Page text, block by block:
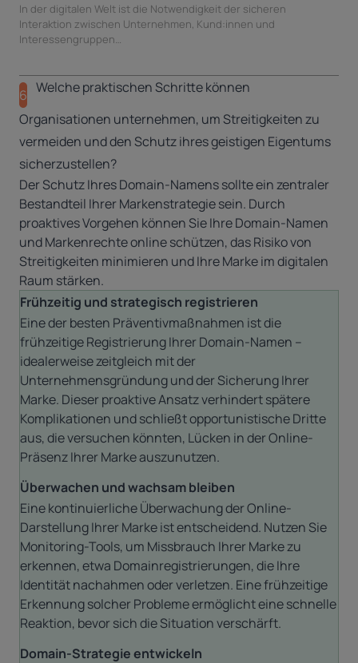
Notwendigkeit der sicheren
Kund:innen und
In diesem Artikel geben
zu Smart Seals – was…
6 Welche praktischen Schritte können
Organisationen unternehmen, um Streitigkeiten zu
vermeiden und den Schutz ihres geistigen Eigentums
sicherzustellen?
Der Schutz Ihres Domain-Namens sollte ein zentraler
Bestandteil Ihrer Markenstrategie sein. Durch
proaktives Vorgehen können Sie Ihre Domain-Namen
und Markenrechte online schützen, das Risiko von
Streitigkeiten minimieren und Ihre Marke im digitalen
Raum stärken.
Frühzeitig und strategisch registrieren
Eineder besten Präventivmaßnahmen ist die
frühzeitige Registrierung Ihrer Domain-Namen –
idealerweise zeitgleich mit der
Unternehmensgründung und der Sicherung Ihrer
Marke. Dieser proaktive Ansatz verhindert spätere
Komplikationen und schließt opportunistische Dritte
aus, die versuchen könnten, Lücken in der Online-
Präsenz Ihrer Marke auszunutzen.
Überwachen und wachsam bleiben
Einekontinuierliche Überwachung der Online-
Darstellung Ihrer Marke ist entscheidend. Nutzen Sie
Monitoring-Tools, um Missbrauch Ihrer Marke zu
erkennen, etwa Domainregistrierungen, die Ihre
Identität nachahmen oder verletzen. Eine frühzeitige
Erkennung solcher Probleme ermöglicht eine schnelle
Reaktion, bevor sich die Situation verschärft.
Domain-Strategie entwickeln